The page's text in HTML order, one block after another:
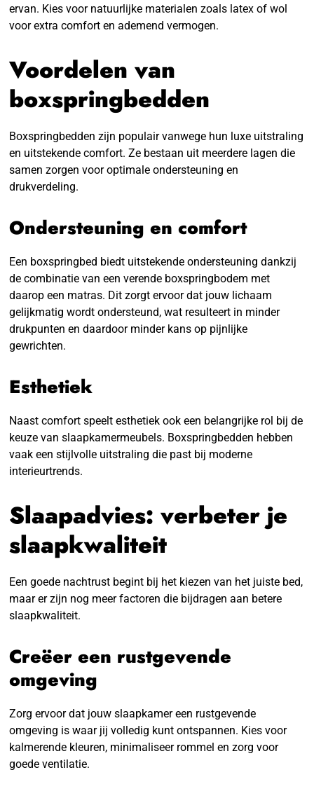
ervan. Kies voor natuurlijke materialen zoals latex of wol
voor extra comfort en ademend vermogen.
Voordelen van
boxspringbedden
Boxspringbedden zijn populair vanwege hun luxe uitstraling
en uitstekende comfort. Ze bestaan uit meerdere lagen die
samen zorgen voor optimale ondersteuning en
drukverdeling.
Ondersteuning en comfort
Een boxspringbed biedt uitstekende ondersteuning dankzij
de combinatie van een verende boxspringbodem met
daarop een matras. Dit zorgt ervoor dat jouw lichaam
gelijkmatig wordt ondersteund, wat resulteert in minder
drukpunten en daardoor minder kans op pijnlijke
gewrichten.
Esthetiek
Naast comfort speelt esthetiek ook een belangrijke rol bij de
keuze van slaapkamermeubels. Boxspringbedden hebben
vaak een stijlvolle uitstraling die past bij moderne
interieurtrends.
Slaapadvies: verbeter je
slaapkwaliteit
Een goede nachtrust begint bij het kiezen van het juiste bed,
maar er zijn nog meer factoren die bijdragen aan betere
slaapkwaliteit.
Creëer een rustgevende
omgeving
Zorg ervoor dat jouw slaapkamer een rustgevende
omgeving is waar jij volledig kunt ontspannen. Kies voor
kalmerende kleuren, minimaliseer rommel en zorg voor
goede ventilatie.